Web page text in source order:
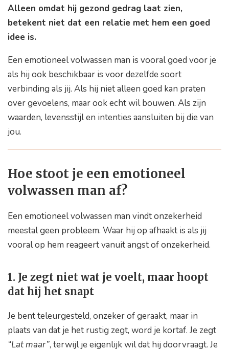
Alleen omdat hij gezond gedrag laat zien,
betekent niet dat een relatie met hem een goed
idee is.
Een emotioneel volwassen man is vooral goed voor je
als hij ook beschikbaar is voor dezelfde soort
verbinding als jij. Als hij niet alleen goed kan praten
over gevoelens, maar ook echt wil bouwen. Als zijn
waarden, levensstijl en intenties aansluiten bij die van
jou.
Hoe stoot je een emotioneel
volwassen man af?
Een emotioneel volwassen man vindt onzekerheid
meestal geen probleem. Waar hij op afhaakt is als jij
vooral op hem reageert vanuit angst of onzekerheid.
1. Je zegt niet wat je voelt, maar hoopt
dat hij het snapt
Je bent teleurgesteld, onzeker of geraakt, maar in
plaats van dat je het rustig zegt, word je kortaf. Je zegt
“Lat maar”, terwijl je eigenlijk wil dat hij doorvraagt. Je